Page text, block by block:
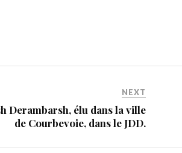
NEXT
Derambarsh, élu dans la ville
de Courbevoie, dans le JDD.